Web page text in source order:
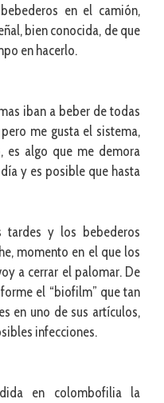
en el camión,
bien conocida, de que
en hacerlo.
iban a beber de todas
me gusta el sistema,
es algo que me demora
y es posible que hasta
tardes y los bebederos
momento en el que los
a cerrar el palomar. De
el “biofilm” que tan
en uno de sus artículos,
infecciones.
en colombofilia la